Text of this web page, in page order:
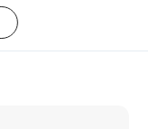
fertige Teile auf
Beispiel kosten